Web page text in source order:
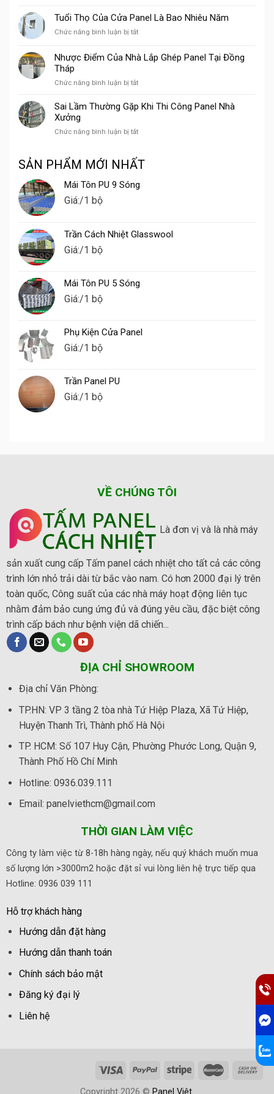
Chế
Gỗ
Panel
Trọn
Tại
Vũng
Tuổi Thọ Của Cửa Panel Là Bao Nhiêu Năm
Chức năng bình luận bị tắtở
Thọ
Của
Panel
Bao
Nhược Điểm Của Nhà Lắp Ghép Panel Tại Đồng
Tháp
Chức năng bình luận bị tắtở
Điểm
Lắp
Tháp
Sai Lầm Thường Gặp Khi Thi Công Panel Nhà
Xưởng
Chức năng bình luận bị tắtở
Thường
Khi
Xưởng
SẢN PHẨM MỚI NHẤT
Mái Tôn PU 9 Sóng
Giá:/1 bộ
Trần Cách Nhiệt Glasswool
Giá:/1 bộ
Mái Tôn PU 5 Sóng
Giá:/1 bộ
Phụ Kiện Cửa Panel
Giá:/1 bộ
Trần Panel PU
Giá:/1 bộ
VỀ CHÚNG TÔI
Là đơn vị và là nhà máy
sản xuất cung cấp Tấm panel cách nhiệt cho tất cả các công
trình lớn nhỏ trải dài từ bắc vào nam. Có hơn 2000 đại lý trên
toàn quốc, Công suất của các nhà máy hoạt động liên tục
nhằm đảm bảo cung ứng đủ và đúng yêu cầu, đặc biệt công
trình cấp bách như bệnh viện dã chiến...
ĐỊA CHỈ SHOWROOM
Địa chỉ Văn Phòng:
TP.HN: VP 3 tầng 2 tòa nhà Tứ Hiệp Plaza, Xã Tứ Hiệp,
Huyện Thanh Trì, Thành phố Hà Nội
TP. HCM: Số 107 Huy Cận, Phường Phước Long, Quận 9,
Thành Phố Hồ Chí Minh
Hotline: 0936.039.111
Email: panelviethcm@gmail.com
THỜI GIAN LÀM VIỆC
Công ty làm việc từ 8-18h hàng ngày, nếu quý khách muốn mua
số lượng lớn >3000m2 hoặc đặt sỉ vui lòng liên hệ trực tiếp qua
Hotline: 0936 039 111
Hỗ trợ khách hàng
Hướng dẫn đặt hàng
Hướng dẫn thanh toán
Chính sách bảo mật
Đăng ký đại lý
Liên hệ
Copyright 2026 © Panel Việt